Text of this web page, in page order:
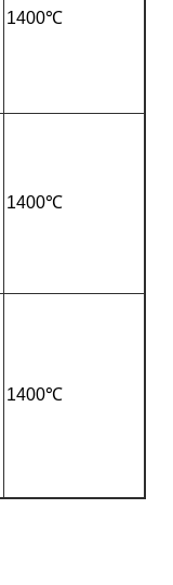
1400℃
1400℃
1400℃